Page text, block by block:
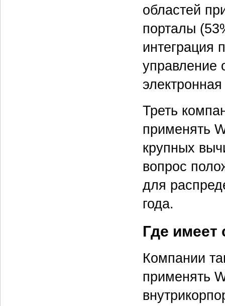
областей
порталы
интеграция
управление
Треть
применять
крупных
вопрос
для
года.
Где
Компании
применять